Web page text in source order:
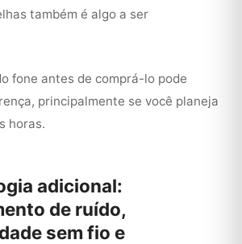
também é algo a ser
fone antes de comprá-lo pode
principalmente se você planeja
horas.
adicional:
de ruído,
sem fio e